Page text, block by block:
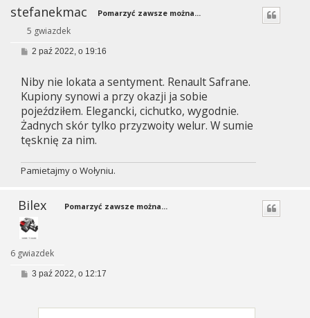
stefanekmac
5 gwiazdek
Pomarzyć zawsze można...
P
t
2 paź 2022, o 19:16
Niby nie lokata a sentyment. Renault Safrane.
Kupiony synowi a przy okazji ja sobie
pojeździłem. Elegancki, cichutko, wygodnie.
Żadnych skór tylko przyzwoity welur. W sumie
tęsknię za nim.
Pamietajmy o Wołyniu.
Bilex
6 gwiazdek
Pomarzyć zawsze można...
P3 paź 2022, o 12:17